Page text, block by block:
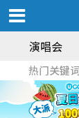
演唱会
热门关键词